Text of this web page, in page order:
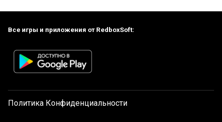
Все игры и приложения от RedboxSoft:
Политика Конфиденциальности